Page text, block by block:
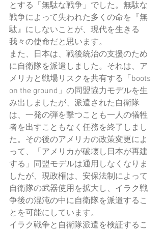
とする「無駄な戦争」でした。無駄な
戦争によって失われた多くの命を『無
駄』にしないことが、現代を生きる
我々の使命だと思います。
また、日本は、戦後統治の支援のため
に自衛隊を派遣しました。それは、ア
メリカと戦場リスクを共有する「boots
on the ground」の同盟協力モデルを生
み出しましたが、派遣された自衛隊
は、一発の弾を撃つことも一人の犠牲
者を出すこともなく任務を終了しまし
た。その後のアメリカの政策変更によ
って、「アメリカが破壊し日本が再建
する」同盟モデルは通用しなくなりま
したが、現政権は、安保法制によって
自衛隊の武器使用を拡大し、イラク戦
争後の混沌の中に自衛隊を派遣するこ
とを可能にしています。
イラク戦争と自衛隊派遣を検証するこ